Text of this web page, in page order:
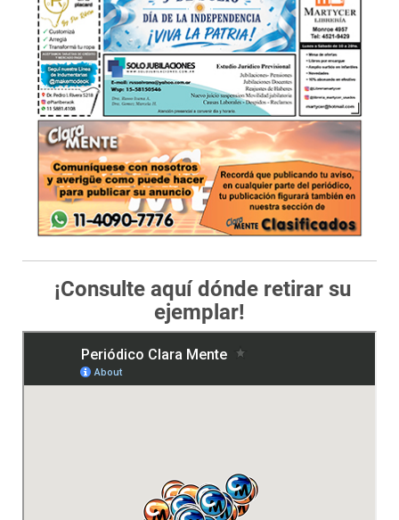
¡Consulte aquí dónde retirar su
ejemplar!